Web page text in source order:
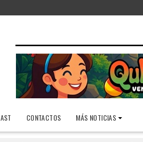
CONTACTOS MÁS NOTICIAS